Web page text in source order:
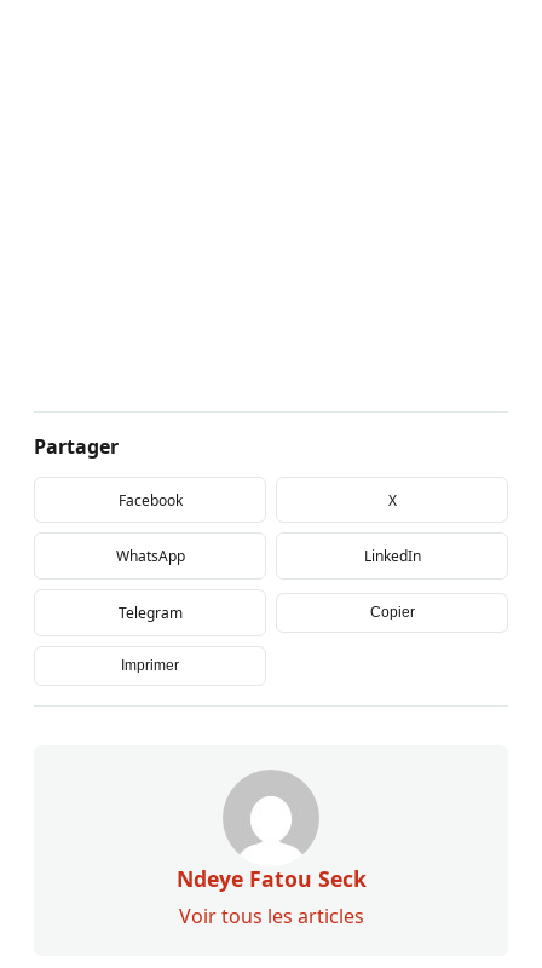
Partager
Facebook X
WhatsApp LinkedIn
Telegram Copier
Imprimer
Ndeye Fatou Seck
Voir tous les articles